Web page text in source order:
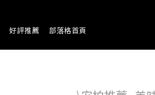
好評推薦 部落格首頁